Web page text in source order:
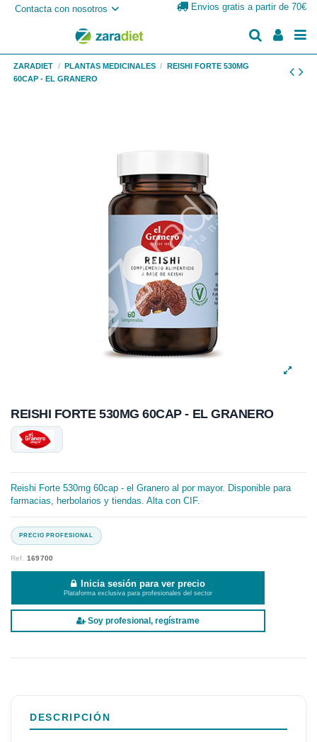
Contacta con nosotros Envios gratis a partir de 70€
ZARADIET PLANTAS MEDICINALES
REISHI FORTE 530MG
60CAP - EL GRANERO
REISHI FORTE 530MG 60CAP - EL GRANERO
Reishi Forte 530mg 60cap - el Granero al por mayor. Disponible para
farmacias, herbolarios y tiendas. Alta con CIF.
Ref.169700
Inicia sesión para ver precio
Plataforma exclusiva para profesionales del sector
Soy profesional, regístrame
DESCRIPCIÓN